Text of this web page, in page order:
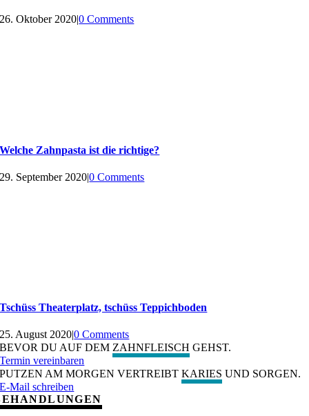
26. Oktober 2020|0 Comments
Welche Zahnpasta ist die richtige?
29. September 2020|0 Comments
Tschüss Theaterplatz, tschüss Teppichboden
25. August 2020|0 Comments
BEVOR DU AUF DEMZAHNFLEISCH GEHST.
Termin vereinbaren
PUTZEN AM MORGEN VERTREIBTKARIES UND SORGEN.
E-Mail schreiben